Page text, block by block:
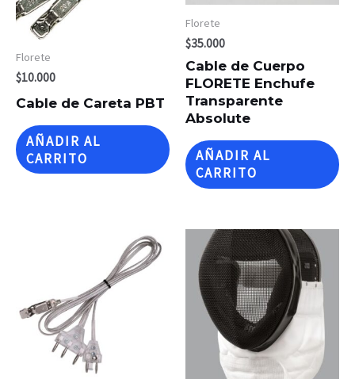
Florete
$10.000
Cable de Careta PBT
AÑADIR AL
CARRITO
Florete
$35.000
Cable de Cuerpo
FLORETE Enchufe
Transparente
Absolute
AÑADIR AL
CARRITO